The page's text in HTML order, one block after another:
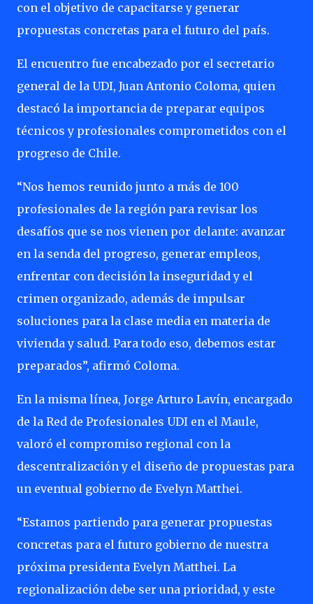
con el objetivo de capacitarse y generar
propuestas concretas para el futuro del país.
El encuentro fue encabezado por el secretario
general de la UDI, Juan Antonio Coloma, quien
destacó la importancia de preparar equipos
técnicos y profesionales comprometidos con el
progreso de Chile.
“Nos hemos reunido junto a más de 100
profesionales de la región para revisar los
desafíos que se nos vienen por delante: avanzar
en la senda del progreso, generar empleos,
enfrentar con decisión la inseguridad y el
crimen organizado, además de impulsar
soluciones para la clase media en materia de
vivienda y salud. Para todo eso, debemos estar
preparados”, afirmó Coloma.
En la misma línea, Jorge Arturo Lavín, encargado
de la Red de Profesionales UDI en el Maule,
valoró el compromiso regional con la
descentralización y el diseño de propuestas para
un eventual gobierno de Evelyn Matthei.
“Estamos partiendo para generar propuestas
concretas para el futuro gobierno de nuestra
próxima presidenta Evelyn Matthei. La
regionalización debe ser una prioridad, y este